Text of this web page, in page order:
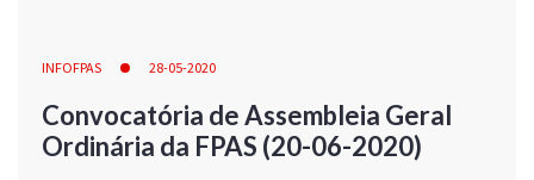
INFOFPAS 28-05-2020
Convocatória de Assembleia Geral
Ordinária da FPAS (20-06-2020)